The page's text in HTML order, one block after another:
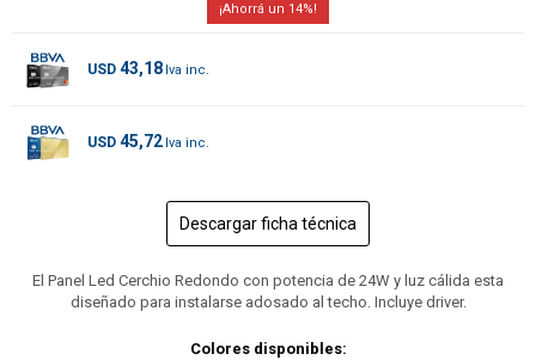
14
USD 43,18
USD 45,72
Descargar ficha técnica
El Panel Led Cerchio Redondo con potencia de 24W y luz cálida esta
diseñado para instalarse adosado al techo. Incluye driver.
Colores disponibles: